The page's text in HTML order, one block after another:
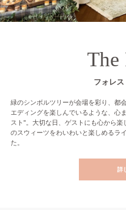
The
フォレス
緑のシンボルツリーが会場を彩り、都
エディングを楽しんでいるような、心
スト"。大切な日、ゲストにも心から
のスウィーツをわいわいと楽しめるラ
た。
詳